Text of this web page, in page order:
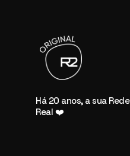
Há 20 anos, a sua Rede
Real ❤️